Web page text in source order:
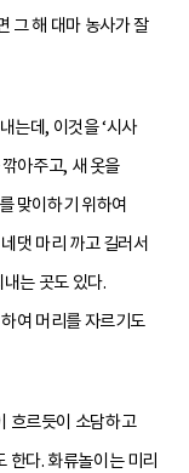
그 해 대마 농사가 잘
는데, 이것을 ‘시사
아주고, 새 옷을
맞이하기 위하여
댓 마리 까고 길러서
는 곳도 있다.
여 머리를 자르기도
흐르듯이 소담하고
한다. 화류놀이는 미리